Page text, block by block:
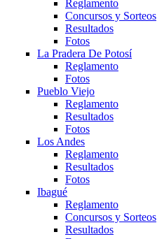
Reglamento
Concursos y Sorteos
Resultados
Fotos
La Pradera De Potosí
Reglamento
Fotos
Pueblo Viejo
Reglamento
Resultados
Fotos
Los Andes
Reglamento
Resultados
Fotos
Ibagué
Reglamento
Concursos y Sorteos
Resultados